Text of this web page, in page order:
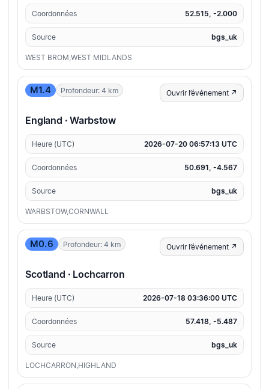
Coordonnées 52.515, -2.000
Source bgs_uk
WEST BROM,WEST MIDLANDS
M1.4 Profondeur: 4 km Ouvrir l’événement ↗
England · Warbstow
Heure (UTC) 2026-07-20 06:57:13 UTC
Coordonnées 50.691, -4.567
Source bgs_uk
WARBSTOW,CORNWALL
M0.6 Profondeur: 4 km Ouvrir l’événement ↗
Scotland · Lochcarron
Heure (UTC) 2026-07-18 03:36:00 UTC
Coordonnées 57.418, -5.487
Source bgs_uk
LOCHCARRON,HIGHLAND